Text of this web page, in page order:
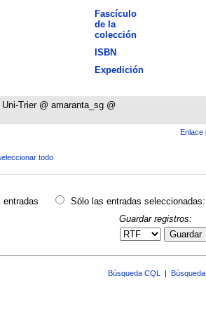
Fascículo
de la
colección
ISBN
Expedición
Uni-Trier @ amaranta_sg @
Enlace
todo
entradas
Sólo las entradas seleccionadas:
Guardar registros:
Guardar
Búsqueda CQL